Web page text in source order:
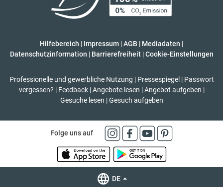
Hilfebereich | Impressum |AGB | Mediadaten |
Datenschutzinformation | Barrierefreiheit | Cookie-Einstellungen
Professionelle und gewerbliche Nutzung | Pressespiegel | Passwort
vergessen? | Feedback | Angebote lesen | Angebot aufgeben |
Gesuche lesen | Gesuch aufgeben
Folge uns auf
DE